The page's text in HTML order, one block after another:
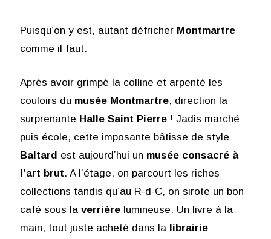
Puisqu’on y est, autant défricher Montmartre
comme il faut.
Après avoir grimpé la colline et arpenté les
couloirs du musée Montmartre, direction la
surprenante Halle Saint Pierre! Jadis marché
puis école, cette imposante bâtisse de style
Baltard est aujourd’hui un musée consacré à
l’art brut. A l’étage, on parcourt les riches
collections tandis qu’au R-d-C, on sirote un bon
café sous la verrièrelumineuse. Un livre à la
main, tout juste acheté dans la librairie